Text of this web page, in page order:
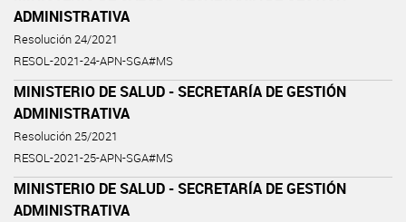
ADMINISTRATIVA
Resolución 24/2021
RESOL-2021-24-APN-SGA#MS
MINISTERIO DE SALUD - SECRETARÍA DE GESTIÓN
ADMINISTRATIVA
Resolución 25/2021
RESOL-2021-25-APN-SGA#MS
MINISTERIO DE SALUD - SECRETARÍA DE GESTIÓN
ADMINISTRATIVA